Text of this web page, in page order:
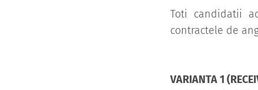
Toti candidatii
contractele de
VARIANTA 1